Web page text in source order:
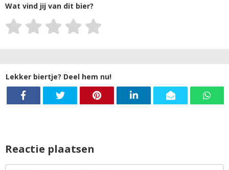
Wat vind jij van dit bier?
Lekker biertje? Deel hem nu!
Reactie plaatsen